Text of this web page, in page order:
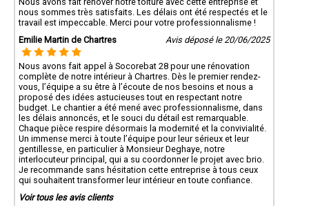
nous sommes très satisfaits. Les délais ont été respectés et le
travail est impeccable. Merci pour votre professionnalisme !
Emilie Martin de Chartres
Avis déposé le 20/06/2025
Nous avons fait appel à Socorebat 28 pour une rénovation
complète de notre intérieur à Chartres. Dès le premier rendez-
vous, l’équipe a su être à l’écoute de nos besoins et nous a
proposé des idées astucieuses tout en respectant notre
budget. Le chantier a été mené avec professionnalisme, dans
les délais annoncés, et le souci du détail est remarquable.
Chaque pièce respire désormais la modernité et la convivialité.
Un immense merci à toute l’équipe pour leur sérieux et leur
gentillesse, en particulier à Monsieur Deghaye, notre
interlocuteur principal, qui a su coordonner le projet avec brio.
Je recommande sans hésitation cette entreprise à tous ceux
qui souhaitent transformer leur intérieur en toute confiance.
Voir tous les avis clients